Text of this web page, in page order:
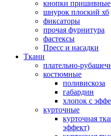
кнопки пришивные
шнурок плоский хб
фиксаторы
прочая фурнитура
фастексы
Пресс и насадки
Ткани
плательно-
костюмные
поливискоза
габардин
хлопок с
курточные
курточная
эффект)